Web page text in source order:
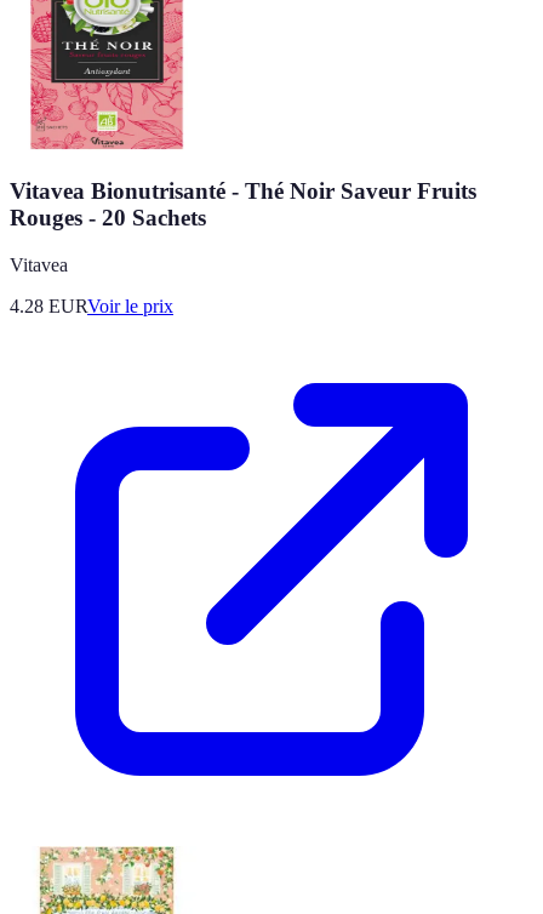
Vitavea Bionutrisanté - Thé Noir Saveur Fruits
Rouges - 20 Sachets
Vitavea
4.28 EURVoir le prix